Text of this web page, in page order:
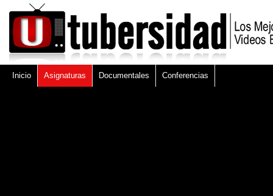
Inicio Asignaturas Documentales Conferencias